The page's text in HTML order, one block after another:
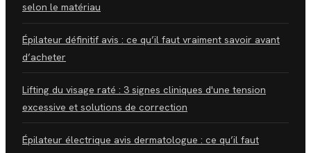
selon le matériau
Épilateur définitif avis : ce qu’il faut vraiment savoir avant
d’acheter
Lifting du visage raté : 3 signes cliniques d'une tension
excessive et solutions de correction
Épilateur électrique avis dermatologue : ce qu’il faut